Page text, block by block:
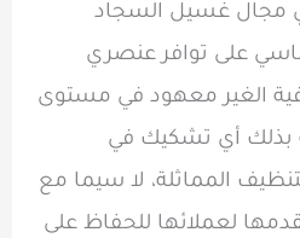
مجال غسيل السجاد
على توافر عنصري
الغير معهود في مستوى
بذلك أي تشكيك في
المماثلة، لا سيما مع
لعملائها للحفاظ على